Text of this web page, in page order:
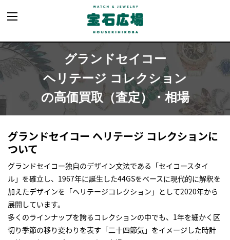
グランドセイコー
ヘリテージ コレクション
の高価買取（査定）・相場
グランドセイコー ヘリテージ コレクションに
ついて
グランドセイコー独自のデザイン文法である「セイコースタイ
ル」を確立し、1967年に誕生した44GSをベースに現代的に解釈を
加えたデザインを「ヘリテージコレクション」として2020年から
展開しています。
多くのラインナップを誇るコレクションの中でも、1年を細かく区
切り季節の移り変わりを表す「二十四節気」をイメージした時計